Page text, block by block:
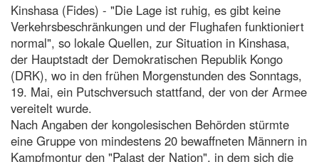
Kinshasa (Fides) - "Die Lage ist ruhig, es gibt keine
Verkehrsbeschränkungen und der Flughafen funktioniert
normal", so lokale Quellen, zur Situation in Kinshasa,
der Hauptstadt der Demokratischen Republik Kongo
(DRK), wo in den frühen Morgenstunden des Sonntags,
19. Mai, ein Putschversuch stattfand, der von der Armee
vereitelt wurde.
Nach Angaben der kongolesischen Behörden stürmte
eine Gruppe von mindestens 20 bewaffneten Männern in
Kampfmontur den "Palast der Nation", in dem sich die